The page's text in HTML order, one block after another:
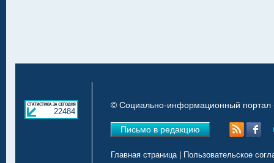
22484
© Социально-информационный портал
Письмо в редакцию
Главная страница| Пользовательское